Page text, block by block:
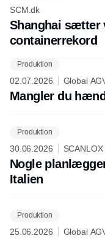
SCM.dk
Shanghai sætter
containerrekord
Produktion
02.07.2026 Global
Mangler du
Produktion
30.06.2026 SCANLOX
Nogle
Italien
Produktion
25.06.2026 Global